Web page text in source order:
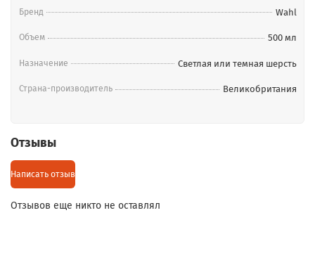
Бренд Wahl
Объем 500 мл
Назначение Светлая или темная шерсть
Страна-производитель Великобритания
Отзывы
Написать отзыв
Отзывов еще никто не оставлял